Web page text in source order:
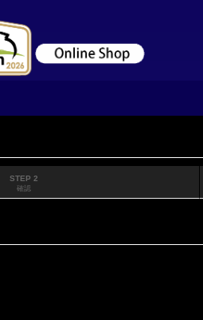
STEP 2
確認